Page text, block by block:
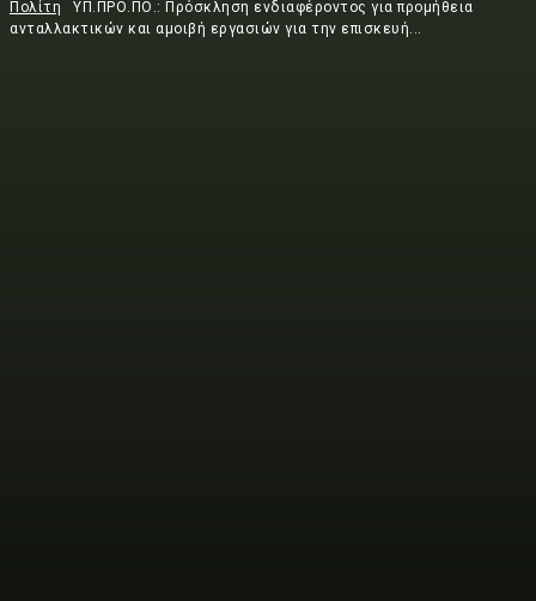
Πολίτη
ΥΠ.ΠΡΟ.ΠΟ.: Πρόσκληση ενδιαφέροντος για προμήθεια
ανταλλακτικών και αμοιβή εργασιών για την επισκευή...